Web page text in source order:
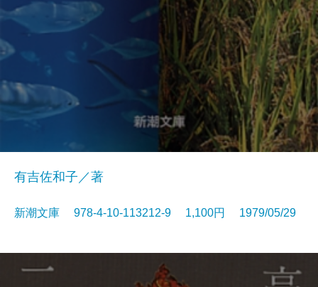
有吉佐和子／著
新潮文庫 978-4-10-113212-9 1,100円 1979/05/29